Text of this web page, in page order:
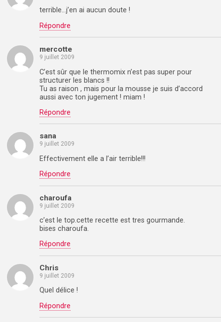
terrible…j’en ai aucun doute !
Répondre
mercotte
9 juillet 2009
C’est sûr que le thermomix n’est pas super pour
structurer les blancs !!
Tu as raison , mais pour la mousse je suis d’accord
aussi avec ton jugement ! miam !
Répondre
sana
9 juillet 2009
Effectivement elle a l’air terrible!!!
Répondre
charoufa
9 juillet 2009
c’est le top.cette recette est tres gourmande.
bises charoufa.
Répondre
Chris
9 juillet 2009
Quel délice !
Répondre